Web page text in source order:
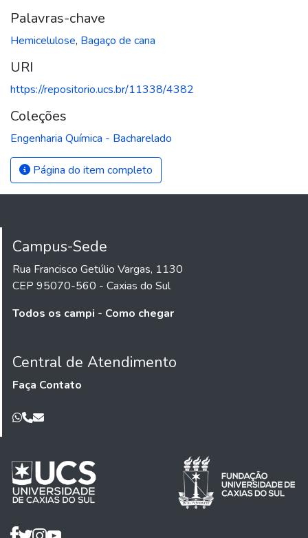
Palavras-chave
Hemicelulose, Bagaço de cana
URI
https://repositorio.ucs.br/11338/4382
Coleções
Engenharia Química - Bacharelado
Página do item completo
Campus-Sede
Rua Francisco Getúlio Vargas, 1130
CEP 95070-560 - Caxias do Sul
Todos os campi - Como chegar
Central de Atendimento
Faça Contato